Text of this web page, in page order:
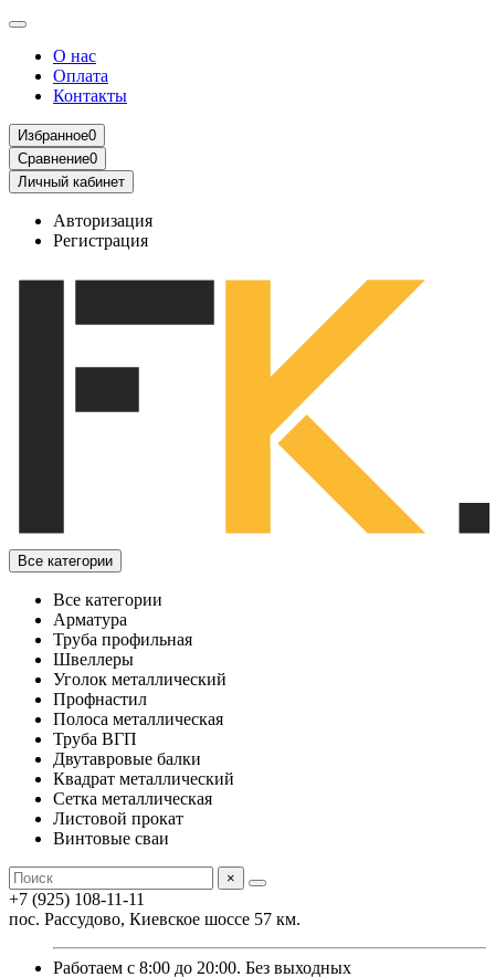
О нас
Оплата
Контакты
Избранное0
Сравнение0
Личный кабинет
Авторизация
Регистрация
Все категории
Все категории
Арматура
Труба профильная
Швеллеры
Уголок металлический
Профнастил
Полоса металлическая
Труба ВГП
Двутавровые балки
Квадрат металлический
Сетка металлическая
Листовой прокат
Винтовые сваи
×
+7 (925) 108-11-11
пос. Рассудово, Киевское шоссе 57 км.
Работаем с 8:00 до 20:00. Без выходных